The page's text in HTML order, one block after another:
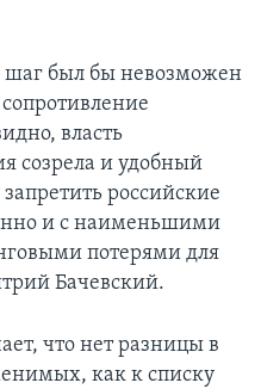
шаг был бы невозможен
власть
созрела и удобный
российские
и с наименьшими
потерями для
Бачевский.
что нет разницы в
как к списку